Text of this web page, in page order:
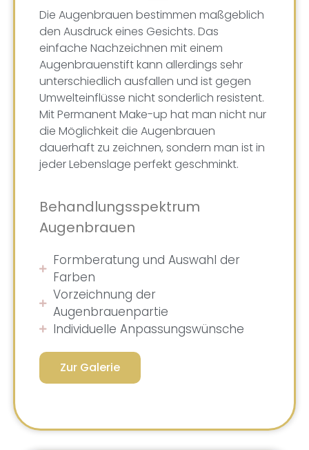
Die Augenbrauen bestimmen maßgeblich
den Ausdruck eines Gesichts. Das
einfache Nachzeichnen mit einem
Augenbrauenstift kann allerdings sehr
unterschiedlich ausfallen und ist gegen
Umwelteinflüsse nicht sonderlich resistent.
Mit Permanent Make-up hat man nicht nur
die Möglichkeit die Augenbrauen
dauerhaft zu zeichnen, sondern man ist in
jeder Lebenslage perfekt geschminkt.
Behandlungsspektrum
Augenbrauen
Formberatung und Auswahl der
Farben
Vorzeichnung der
Augenbrauenpartie
Individuelle Anpassungswünsche
Zur Galerie